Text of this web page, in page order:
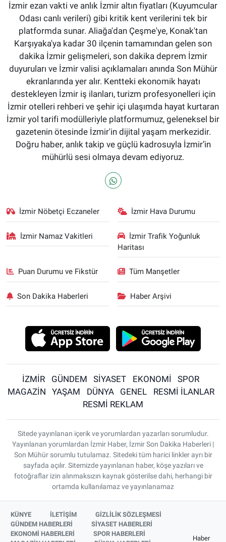
İzmir ezan vakti ve anlık İzmir altın fiyatları (Kuyumcular
Odası canlı verileri) gibi kritik kent verilerini tek bir
platformda sunar. Aliağa'dan Çeşme'ye, Konak'tan
Karşıyaka'ya kadar 30 ilçenin tamamından gelen son
dakika İzmir gelişmeleri, son dakika deprem İzmir
duyuruları ve İzmir valisi açıklamaları anında Son Mühür
ekranlarında yer alır. Kentteki ekonomik hayatı
destekleyen İzmir iş ilanları, turizm profesyonelleri için
İzmir otelleri rehberi ve şehir içi ulaşımda hayat kurtaran
İzmir yol tarifi modülleriyle platformumuz, geleneksel bir
gazetenin ötesinde İzmir'in dijital yaşam merkezidir.
Doğru haber, anlık takip ve güçlü kadrosuyla İzmir’in
mühürlü sesi olmaya devam ediyoruz.
İzmir Nöbetçi Eczaneler İzmir Hava Durumu
İzmir Namaz Vakitleri
İzmir Trafik Yoğunluk
Haritası
Puan Durumu ve Fikstür Tüm Manşetler
Son Dakika Haberleri Haber Arşivi
İZMİR GÜNDEM SİYASET EKONOMİ
SPOR
MAGAZİN
YAŞAM DÜNYA GENEL
RESMİ İLANLAR
RESMİ REKLAM
Sitede yayınlanan içerik ve yorumlardan yazarları sorumludur.
Yayınlanan yorumlardan İzmir Haber, İzmir Son Dakika Haberleri |
Son Mühür sorumlu tutulamaz. Sitedeki tüm harici linkler ayrı bir
sayfada açılır. Sitemizde yayınlanan haber, köşe yazıları ve
fotoğraflar izin alınmaksızın kaynak gösterilse dahi, herhangi bir
ortamda kullanılamaz ve yayınlanamaz
KÜNYE İLETİŞİM
GİZLİLİK SÖZLEŞMESİ
GÜNDEM HABERLERİ
SİYASET HABERLERİ
EKONOMİ HABERLERİ
SPOR HABERLERİ
Haber